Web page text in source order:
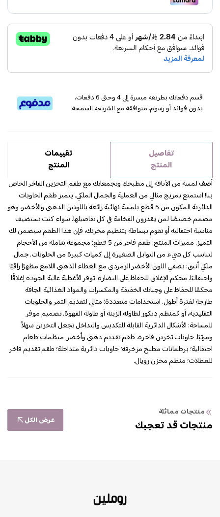
قسم دفعاتك بطريقة ميسرة إلى 4 وحتى 6 دفعات،
بدون فوائد أو رسوم. متوافقة مع الشريعة السمحة
تفاصيل
المنتج
تقييمات
المنتج
أضف لمسة من الأناقة إلى مطبخك وتجمعاتك مع طقم التخزين الفاخر الخاص
بنا! استمتع بمزيج مثالي من العملية والجمال الملكي. يتميز طقم الحاويات
الدائرية المكون من 5 قطع بلمسة نهائية رائعة باللونين الذهبي والأخضر، وهو
مصمم خصيصًا لمن يقدرون الفخامة في كل تفاصيلها. سواء كنت تستضيف
مناسبة احتفالية أو تقوم ببساطة بتنظيم مخزنك، فإن هذا الطقم سيضمن لك
التميز. مميزات المنتج: طقم فاخر من 5 قطع: مجموعة شاملة من الأحجام
لتناسب كل شيء من التوابل الصغيرة إلى كميات كبيرة من الحلويات. جمال
ملكي أنيق: يضفي اللون الأخضر الزمردي مع الغطاء الذهبي اللامع مظهرًا راقيًا
واحتفاليًا. محكم الإغلاق للحفاظ على النضارة: توفر الأغطية عالية الجودة إغلاقًا
محكمًا للحفاظ على وجباتك الخفيفة والمكسرات والمواد الغذائية الجافة
طازجة لفترة أطول. استخدامات متعددة: مثالي لتقديم التمر والحلويات
التقليدية، أو كمنظم ديكور لطاولة الزينة أو طاولة القهوة. تصميم موفر
للمساحة: الأشكال الدائرية القابلة للتكديس والتداخل تجعل التخزين سهلاً
ومرتبًا. حاويات تخزين فاخرة. طقم تقديم ذهبي وأخضر. منظمات طعام
احتفالية؛ برطمانات مطبخ مزخرفة؛ حاويات دائرية متداخلة؛ طقم تقديم فاخر
للعطلات؛ منظم مخزن رويال.
منتجات مماثلة
منتجات قد تعجبك عرض الكل